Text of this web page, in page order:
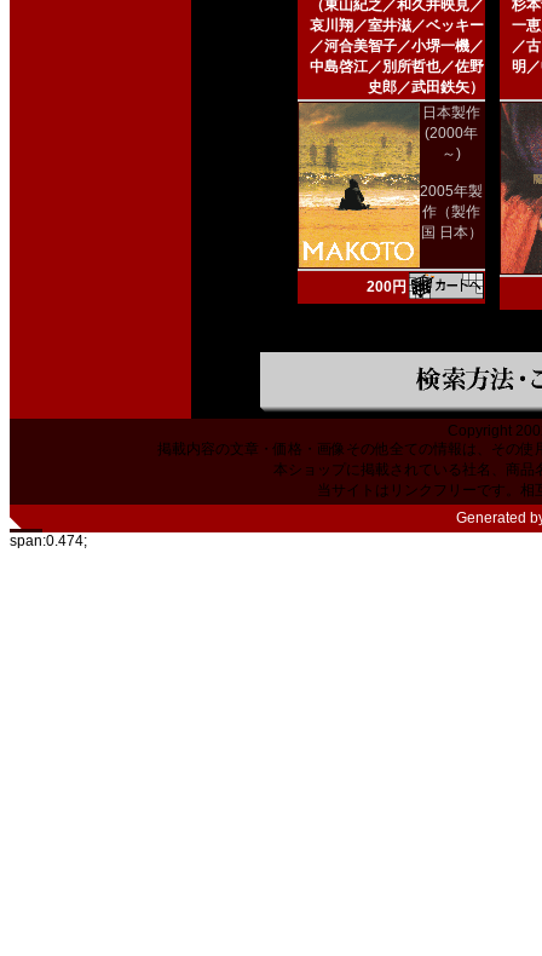
（東山紀之／和久井映見／
哀川翔／室井滋／ベッキー
／河合美智子／小堺一機／
中島啓江／別所哲也／佐野
史郎／武田鉄矢）
日本製作
(2000年
～)
2005年製
作（製作
国 日本）
200円
杉
一
／
明
Copyright
掲載内容の文章・価格・画像その他全ての情報は、その
本ショップに掲載されている社名、商
当サイトはリンクフリーです。相
Generated
span:0.474;